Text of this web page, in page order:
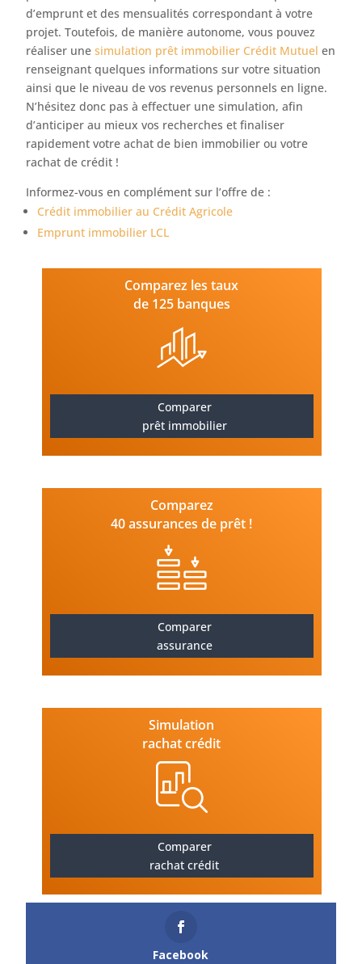
d’emprunt et des mensualités correspondant à votre
projet. Toutefois, de manière autonome, vous pouvez
réaliser unesimulation prêt immobilier Crédit Mutuel en
renseignant quelques informations sur votre situation
ainsi que le niveau de vos revenus personnels en ligne.
N’hésitez donc pas à effectuer une simulation, afin
d’anticiper au mieux vos recherches et finaliser
rapidement votre achat de bien immobilier ou votre
rachat de crédit !
Informez-vous en complément sur l’offre de :
Crédit immobilier au Crédit Agricole
Emprunt immobilier LCL
Comparez les taux
de 125 banques
Comparer
prêt immobilier
Comparez
40 assurances de prêt !
Comparer
assurance
Simulation
rachat crédit
Comparer
rachat crédit
Facebook